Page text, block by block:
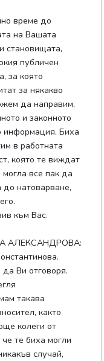
време до
на Вашата
становищата,
публичен
за която
за някакво
да направим,
и законното
информация. Биха
в работната
която те виждат
все пак да
натоварване,
към Вас.
АЛЕКСАНДРОВА:
Ви отговоря.
такава
както
колеги от
те биха могли
случай,